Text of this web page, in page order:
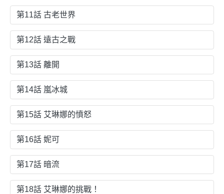
第11話 古老世界
第12話 遠古之戰
第13話 離開
第14話 嵐冰城
第15話 艾琳娜的憤怒
第16話 妮可
第17話 暗流
第18話 艾琳娜的挑戰！